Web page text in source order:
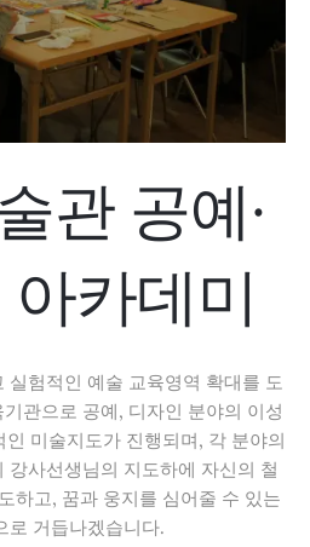
관 공예·
카데미
실험적인 예술 교육영역 확대를 도
관으로 공예, 디자인 분야의 이성
미술지도가 진행되며, 각 분야의
강사선생님의 지도하에 자신의 철
하고, 꿈과 웅지를 심어줄 수 있는
로 거듭나겠습니다.